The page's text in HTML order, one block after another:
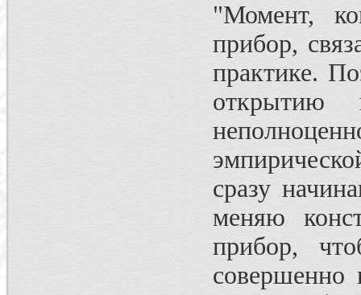
"Момент,
прибор,
практике.
открытию
сразу
меняю
прибор,
совершенно